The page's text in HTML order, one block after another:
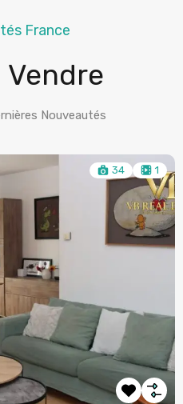
France
Vendre
Nouveautés
34 1